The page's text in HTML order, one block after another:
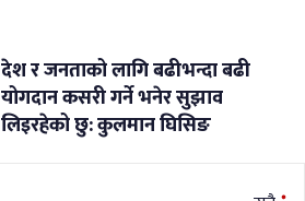
देश र जनताको लागि बढीभन्दा बढी
योगदान कसरी गर्ने भनेर सुझाव
लिइरहेको छु: कुलमान घिसिङ